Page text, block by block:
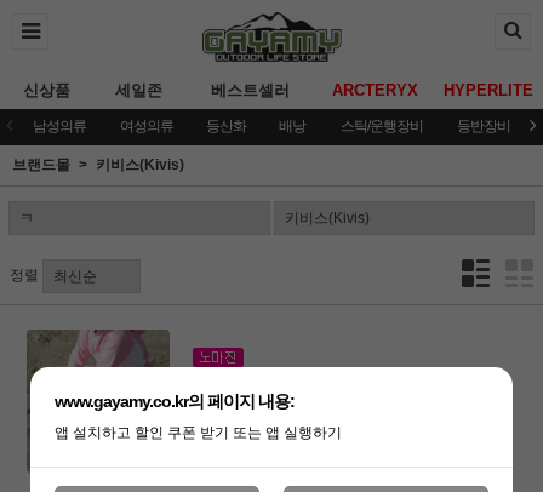
신상품 세일존 베스트셀러 ARCTERYX HYPERLITE
남성의류 여성의류 등산화 배낭 스틱/운행장비 등반장비
브랜드몰 키비스(Kivis)
정렬
18,000원
www.gayamy.co.kr의 페이지 내용:
앱 설치하고 할인 쿠폰 받기 또는 앱 실행하기